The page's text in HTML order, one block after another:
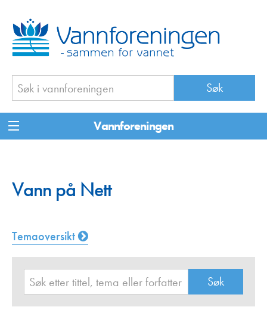
Vannforeningen
Vann på Nett
Temaoversikt